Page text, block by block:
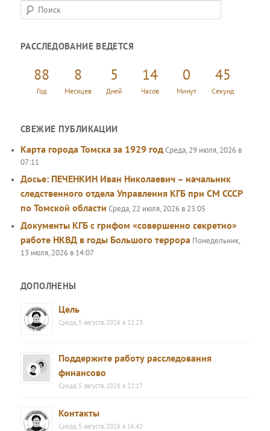
П
о
с
РАССЛЕДОВАНИЕ ВЕДЕТСЯ
88
Год
8
Месяцев
5
Дней
14
Часов
0
Минут
46
Секунд
СВЕЖИЕ ПУБЛИКАЦИИ
Карта города Томска за 1929 годСреда, 29 июля, 2026 в
07:11
Досье: ПЕЧЕНКИН Иван Николаевич – начальник
следственного отдела Управления КГБ при СМ СССР
по Томской области Среда, 22 июля, 2026 в 23:05
Документы КГБ с грифом «совершенно секретно»
работе НКВД в годы Большого террора Понедельник,
13 июля, 2026 в 14:07
ДОПОЛНЕНЫ
Цель
Среда, 5 августа, 2026 в 22:23
Поддержите работу расследования
финансово
Среда, 5 августа, 2026 в 22:17
Контакты
Среда, 5 августа, 2026 в 16:42